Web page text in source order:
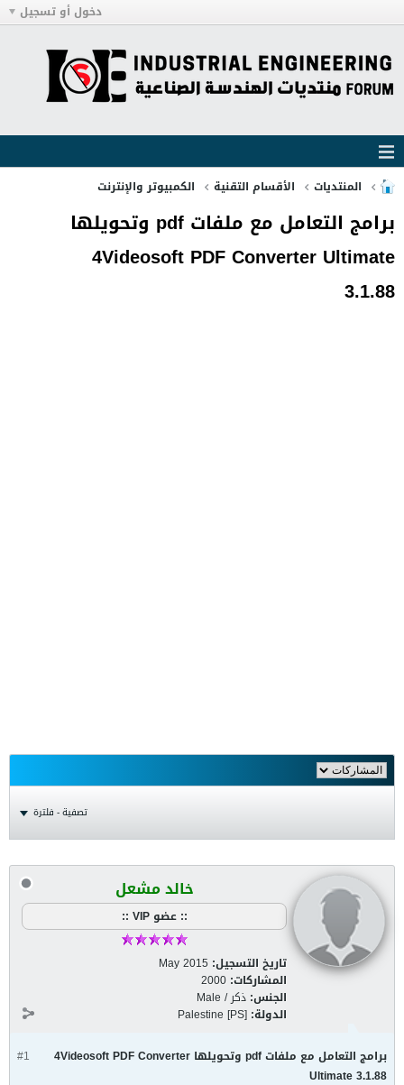
دخول أو تسجيل
المنتديات الأقسام التقنية الكمبيوتر والإنترنت
برامج التعامل مع ملفات pdf وتحويلها
4Videosoft PDF Converter Ultimate
3.1.88
تصفية - فلترة
خالد مشعل
:: عضو VIP ::
تاريخ التسجيل: May 2015
المشاركات: 2000
الجنس: ذكر / Male
الدولة: Palestine [PS]
#1
برامج التعامل مع ملفات pdf وتحويلها 4Videosoft PDF Converter
Ultimate 3.1.88